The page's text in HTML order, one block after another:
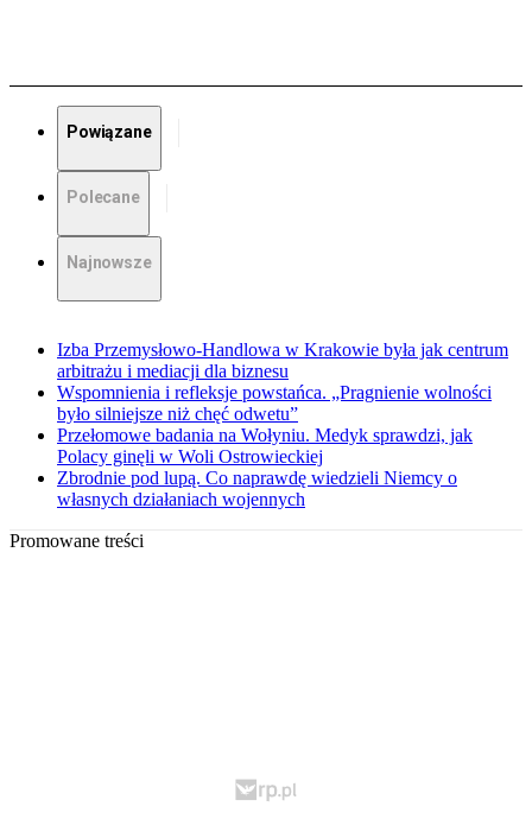
Powiązane
Polecane
Najnowsze
Izba Przemysłowo-Handlowa w Krakowie była jak centrum
arbitrażu i mediacji dla biznesu
Wspomnienia i refleksje powstańca. „Pragnienie wolności
było silniejsze niż chęć odwetu”
Przełomowe badania na Wołyniu. Medyk sprawdzi, jak
Polacy ginęli w Woli Ostrowieckiej
Zbrodnie pod lupą. Co naprawdę wiedzieli Niemcy o
własnych działaniach wojennych
Promowane treści